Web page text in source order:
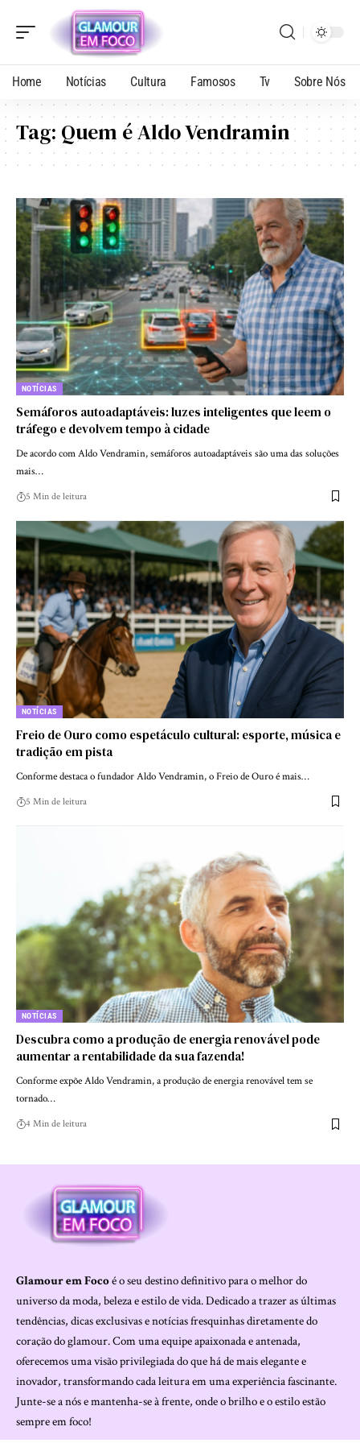
Home Notícias Cultura Famosos Tv Sobre Nós
Tag: Quem é Aldo Vendramin
NOTÍCIAS
Semáforos autoadaptáveis: luzes inteligentes que leem o
tráfego e devolvem tempo à cidade
De acordo com Aldo Vendramin, semáforos autoadaptáveis são uma das soluções
mais…
5 Min de leitura
NOTÍCIAS
Freio de Ouro como espetáculo cultural: esporte, música e
tradição em pista
Conforme destaca o fundador Aldo Vendramin, o Freio de Ouro é mais…
5 Min de leitura
NOTÍCIAS
Descubra como a produção de energia renovável pode
aumentar a rentabilidade da sua fazenda!
Conforme expõe Aldo Vendramin, a produção de energia renovável tem se
tornado…
4 Min de leitura
Glamour em Focoé o seu destino definitivo para o melhor do
universo da moda, beleza e estilo de vida. Dedicado a trazer as últimas
tendências, dicas exclusivas e notícias fresquinhas diretamente do
coração do glamour. Com uma equipe apaixonada e antenada,
oferecemos uma visão privilegiada do que há de mais elegante e
inovador, transformando cada leitura em uma experiência fascinante.
Junte-se a nós e mantenha-se à frente, onde o brilho e o estilo estão
sempre em foco!